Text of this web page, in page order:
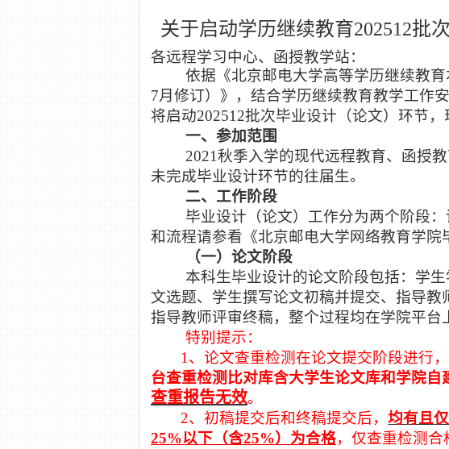
关于启动学历继续教育202512批
各远程学习中心、函授教学站：
依据《北京邮电大学高等学历继续教
7月修订）》，结合学历继续教育教学工作
将启动202512批次毕业设计（论文）环节，
一、参加范围
2021秋季入学的现代远程教育、函授
未完成毕业设计环节的往届生。
二、工作阶段
毕业设计（论文）工作分为两个阶段
和流程请参看《北京邮电大学网络教育学
（一）论文阶段
本科生毕业设计的论文阶段包括：学
文选题、学生撰写论文初稿并提交、指导教
指导教师评审终稿，整个过程均在学院平台
特别提示：
1、论文查重检测在论文提交阶段进行
台查重检测比对库含大学生论文库和学院自
查重报告无效。
2、初稿提交后和终稿提交后，均有且
25%以下（含25%）为合格，仅查重检测合